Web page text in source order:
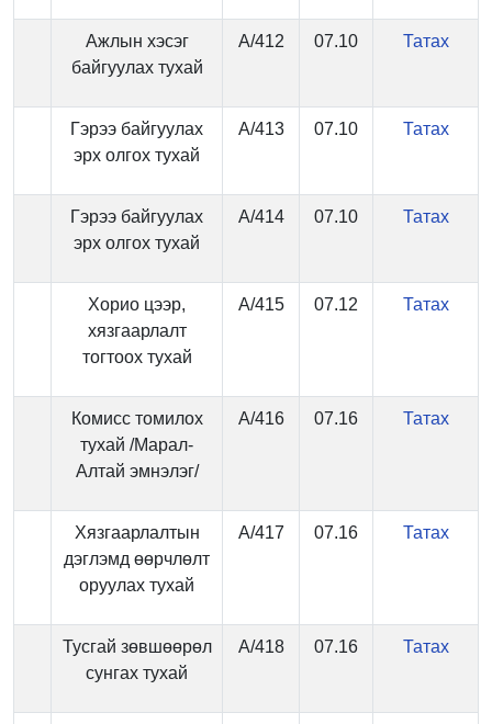
Ажлын хэсэг
байгуулах тухай
А/412 07.10 Татах
Гэрээ байгуулах
эрх олгох тухай
А/413 07.10 Татах
Гэрээ байгуулах
эрх олгох тухай
А/414 07.10 Татах
Хорио цээр,
хязгаарлалт
тогтоох тухай
А/415 07.12 Татах
Комисс томилох
тухай /Марал-
Алтай эмнэлэг/
А/416 07.16 Татах
Хязгаарлалтын
дэглэмд өөрчлөлт
оруулах тухай
А/417 07.16 Татах
Тусгай зөвшөөрөл
сунгах тухай
А/418 07.16 Татах